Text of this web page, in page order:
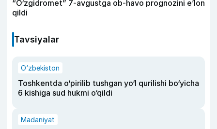
“O‘zgidromet” 7-avgustga ob-havo prognozini e’lon
qildi
Tavsiyalar
O‘zbekiston
Toshkentda o‘pirilib tushgan yo‘l qurilishi bo‘yicha
6 kishiga sud hukmi o‘qildi
Madaniyat